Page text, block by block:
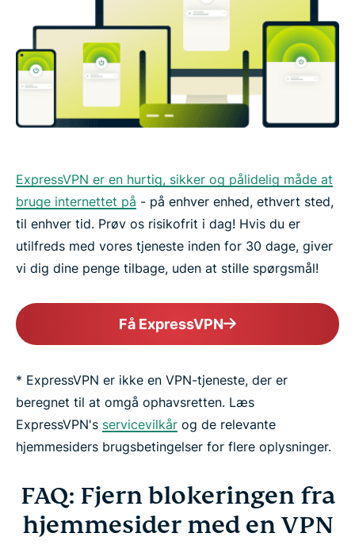
ExpressVPN er en hurtig, sikker og pålidelig måde at
bruge internettet på - på enhver enhed, ethvert sted,
til enhver tid. Prøv os risikofrit i dag! Hvis du er
utilfreds med vores tjeneste inden for 30 dage, giver
vi dig dine penge tilbage, uden at stille spørgsmål!
Få ExpressVPN
* ExpressVPN er ikke en VPN-tjeneste, der er
beregnet til at omgå ophavsretten. Læs
ExpressVPN's servicevilkår og de relevante
hjemmesiders brugsbetingelser for flere oplysninger.
FAQ: Fjern blokeringen fra
hjemmesider med en VPN